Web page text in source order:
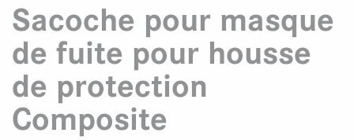
Sacoche pour masque
de fuite pour housse
de protection
Composite